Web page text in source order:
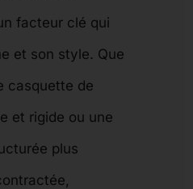
facteur clé qui
et son style. Que
casquette de
et rigide ou une
plus